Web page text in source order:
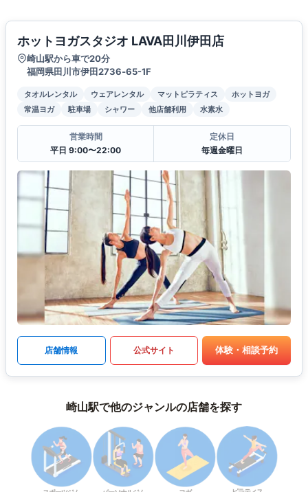
ホットヨガスタジオ LAVA田川伊田店
崎山駅から車で20分
福岡県田川市伊田2736‐65-1F
タオルレンタル ウェアレンタル マットピラティス
ホットヨガ
常温ヨガ
駐車場 シャワー 他店舗利用 水素水
営業時間
平日 9:00〜22:00
定休日
毎週金曜日
店舗情報 公式サイト 体験・相談予約
崎山駅で他のジャンルの店舗を探す